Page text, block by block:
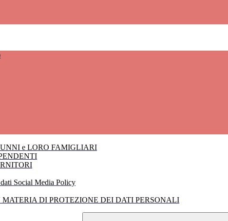
e LORO FAMIGLIARI
Social Media Policy
DI PROTEZIONE DEI DATI PERSONALI